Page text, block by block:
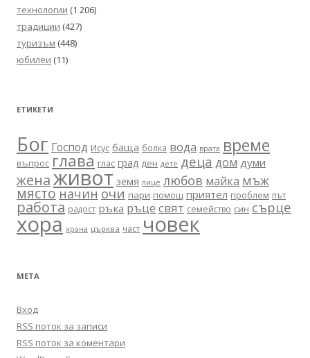
технологии (1 206)
традиции (427)
туризъм (448)
юбилеи (11)
ЕТИКЕТИ
Бог Господ Исус баща болка вода врата време
въпрос глава глас град ден дете деца дом думи
женаживот земя лице любов майка мъж
място начин очи пари помощ приятел проблем път
работа радост ръка ръце свят семейство син сърце
хора храна църква част човек
МЕТА
Вход
RSS поток за записи
RSS поток за коментари